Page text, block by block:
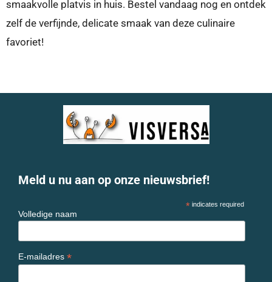
smaakvolle platvis in huis. Bestel vandaag nog en ontdek
zelf de verfijnde, delicate smaak van deze culinaire
favoriet!
Meld u nu aan op onze nieuwsbrief!
* indicates required
Volledige naam
E-mailadres *